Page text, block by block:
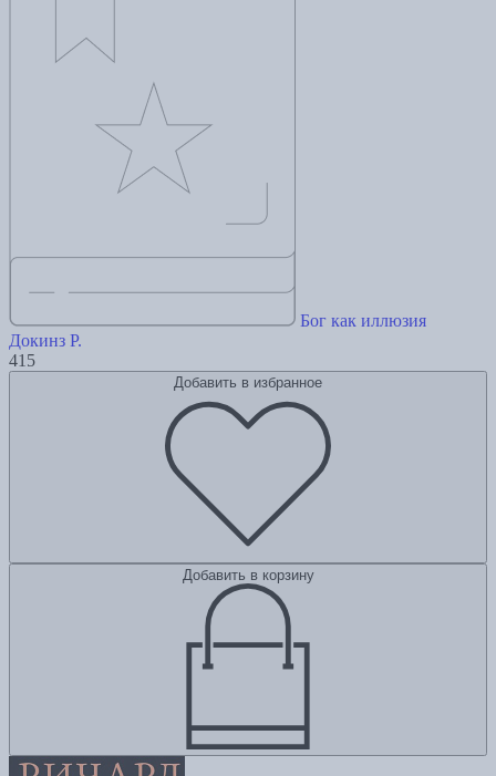
Бог как иллюзия
Докинз Р.
415
Добавить в избранное
Добавить в корзину